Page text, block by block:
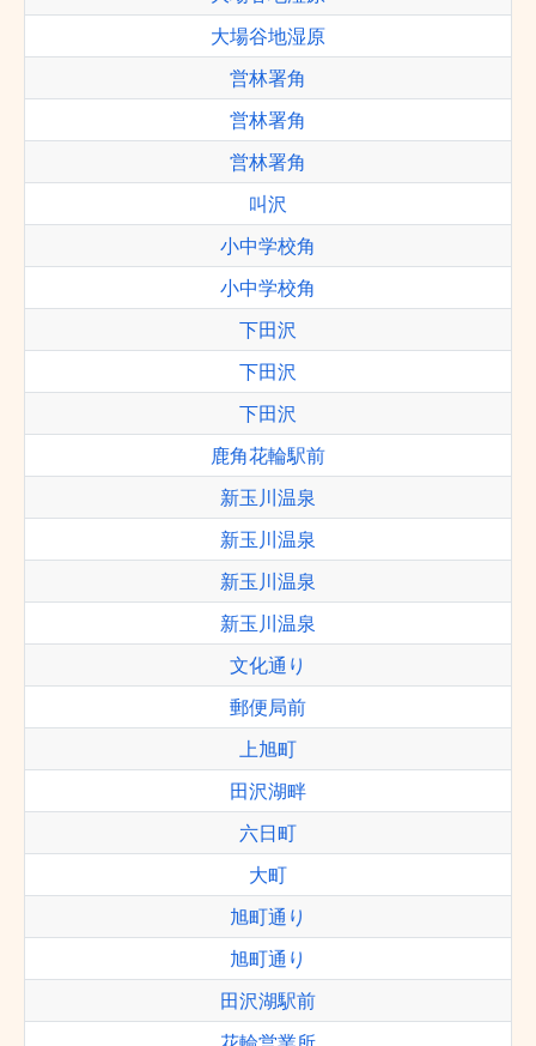
大場谷地湿原
営林署角
営林署角
営林署角
叫沢
小中学校角
小中学校角
下田沢
下田沢
下田沢
鹿角花輪駅前
新玉川温泉
新玉川温泉
新玉川温泉
新玉川温泉
文化通り
郵便局前
上旭町
田沢湖畔
六日町
大町
旭町通り
旭町通り
田沢湖駅前